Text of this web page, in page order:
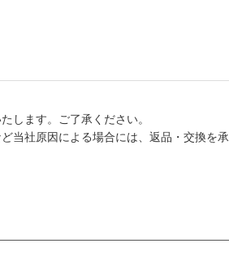
します。ご了承ください。
当社原因による場合には、返品・交換を